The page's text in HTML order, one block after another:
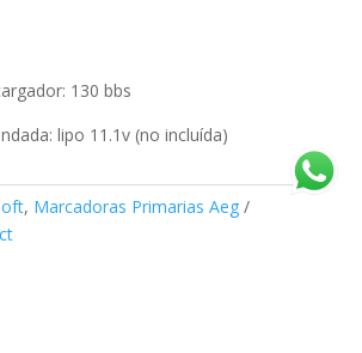
130 bbs
lipo 11.1v (no incluída)
, Marcadoras Primarias Aeg